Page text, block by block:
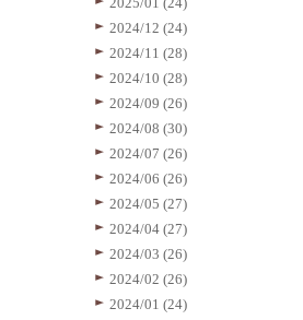
2024/12 (24)
2024/11 (28)
2024/10 (28)
2024/09 (26)
2024/08 (30)
2024/07 (26)
2024/06 (26)
2024/05 (27)
2024/04 (27)
2024/03 (26)
2024/02 (26)
2024/01 (24)